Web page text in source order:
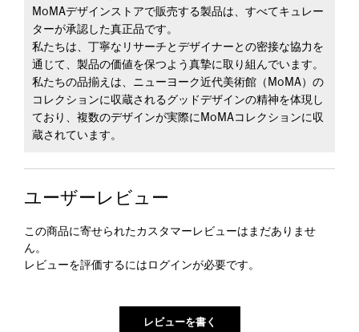
MoMAデザインストアで販売する製品は、すべてキュレー
ターが承認した真正品です。
私たちは、丁寧なリサーチとデザイナーとの密接な協力を
通じて、製品の価値を保つよう真摯に取り組んでいます。
私たちの品揃えは、ニューヨーク近代美術館（MoMA）の
コレクションに収蔵されるグッドデザインの精神を体現し
ており、複数のデザインが実際にMoMAコレクションに収
蔵されています。
ユーザーレビュー
この商品に寄せられたカスタマーレビューはまだありませ
ん。
レビューを評価するには ログインが必要です。